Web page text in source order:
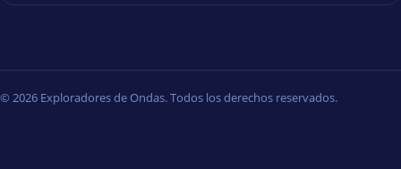
© 2026 Exploradores de Ondas. Todos los derechos reservados.